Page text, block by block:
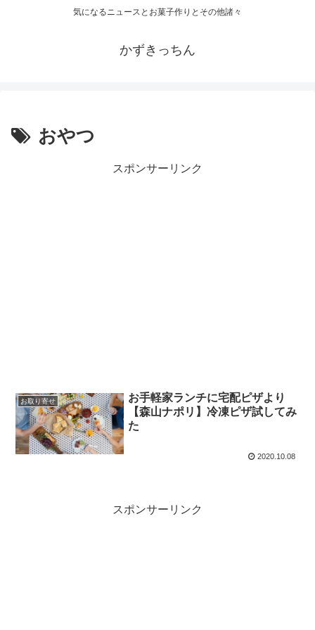
気になるニュースとお菓子作りとその他諸々
かずきっちん
おやつ
スポンサーリンク
お取り寄せ
お手軽家ランチに宅配ピザより
【森山ナポリ】冷凍ピザ試してみ
た
2020.10.08
スポンサーリンク